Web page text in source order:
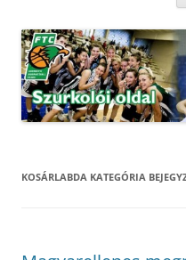
KOSÁRLABDA KATEGÓRIA